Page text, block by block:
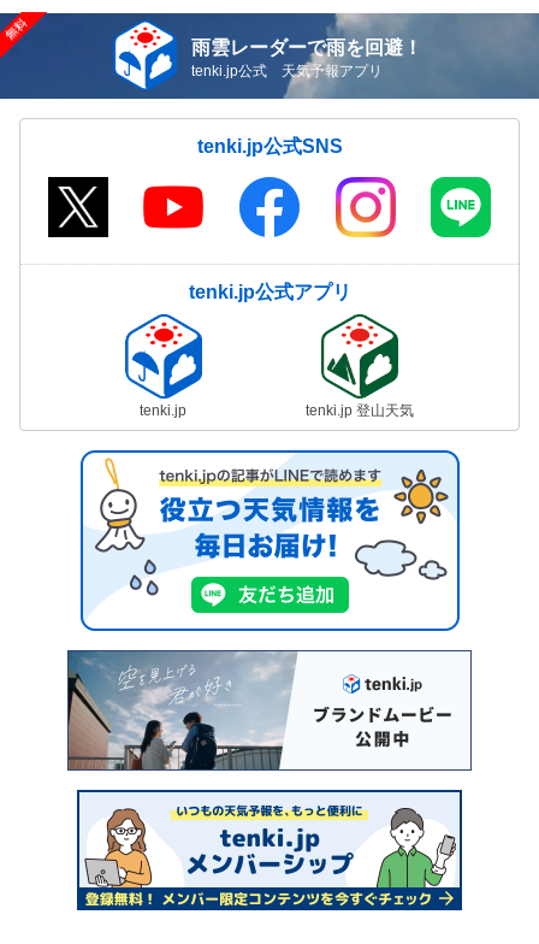
雨雲レーダーで雨を回避！
tenki.jp公式 天気予報アプリ
tenki.jp公式SNS
tenki.jp公式アプリ
tenki.jp tenki.jp 登山天気